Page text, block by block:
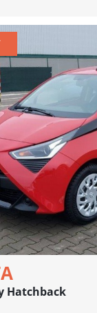
Hatchback